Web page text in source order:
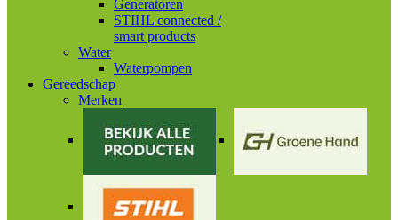
Generatoren
STIHL connected /
smart products
Water
Waterpompen
Gereedschap
Merken